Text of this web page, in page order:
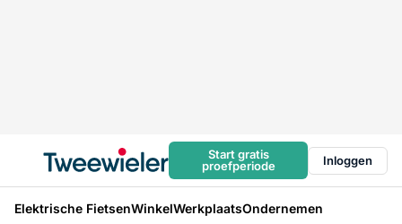
Start gratis
proefperiode
Inloggen
Elektrische FietsenWinkelWerkplaatsOndernemen